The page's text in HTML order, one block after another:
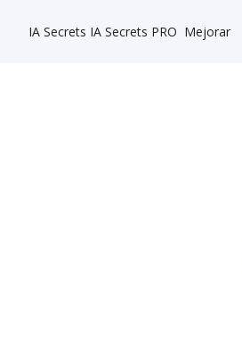
IA Secrets IA Secrets PRO Mejorar